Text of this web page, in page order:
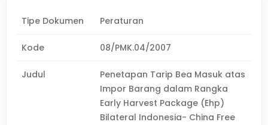
Tipe Dokumen Peraturan
Kode 08/PMK.04/2007
Judul
Penetapan Tarip Bea Masuk atas
Impor Barang dalam Rangka
Early Harvest Package (Ehp)
Bilateral Indonesia- China Free